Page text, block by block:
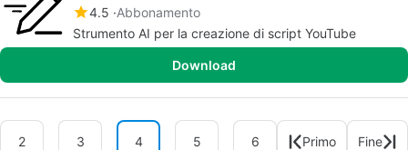
4.5 Abbonamento
Strumento AI per la creazione di script YouTube
Download
2 3 4 5 6 Primo Fine